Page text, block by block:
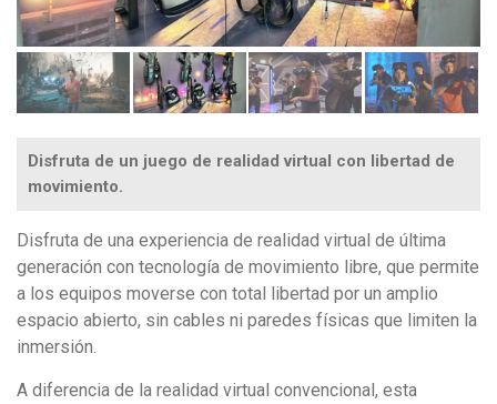
Disfruta de un juego de realidad virtual con libertad de
movimiento.
Disfruta de una experiencia de realidad virtual de última
generación con tecnología de movimiento libre, que permite
a los equipos moverse con total libertad por un amplio
espacio abierto, sin cables ni paredes físicas que limiten la
inmersión.
A diferencia de la realidad virtual convencional, esta